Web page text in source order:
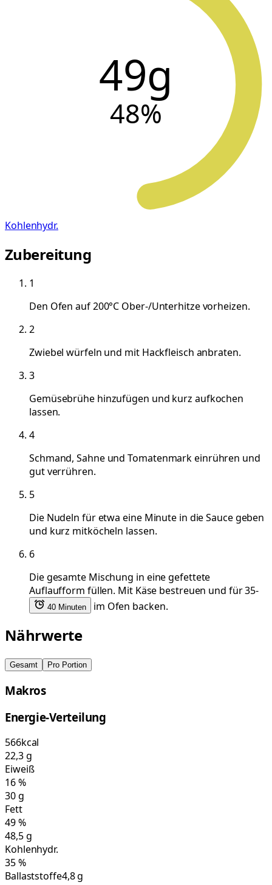
49g
48%
Kohlenhydr.
Zubereitung
1
Den Ofen auf 200°C Ober-/Unterhitze vorheizen.
2
Zwiebel würfeln und mit Hackfleisch anbraten.
3
Gemüsebrühe hinzufügen und kurz aufkochen
lassen.
4
Schmand, Sahne und Tomatenmark einrühren und
gut verrühren.
5
Die Nudeln für etwa eine Minute in die Sauce geben
und kurz mitköcheln lassen.
6
Die gesamte Mischung in eine gefettete
Auflaufform füllen. Mit Käse bestreuen und für 35-
40 Minuten im Ofen backen.
Nährwerte
Gesamt Pro Portion
Makros
Energie-Verteilung
566kcal
22,3g
Eiweiß
16%
30g
Fett
49%
48,5g
Kohlenhydr.
35%
Ballaststoffe4,8 g